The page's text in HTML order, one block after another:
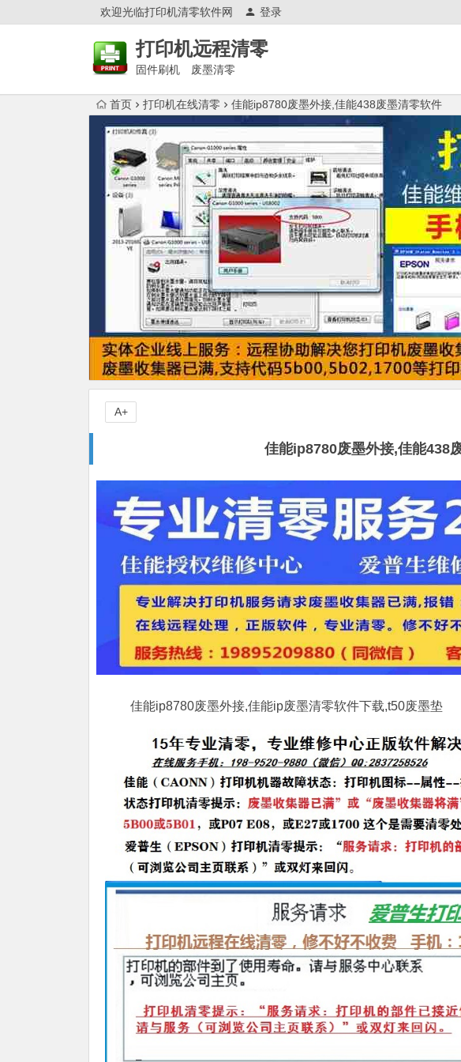
欢迎光临打印机清零软件网 登录
打印机远程清零
固件刷机 废墨清零
首页 打印机在线清零 佳能ip8780废墨外接,佳能438废墨清零软件
佳能ip8780废墨外接,佳能438
A+
佳能ip8780废墨外接,佳能ip废墨清零软件下载,t50废墨垫